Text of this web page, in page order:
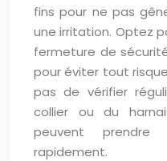
fins pour ne pas
une irritation. Optez
fermeture de
pour éviter tout
pas de vérifier
collier ou du
peuvent
rapidement.